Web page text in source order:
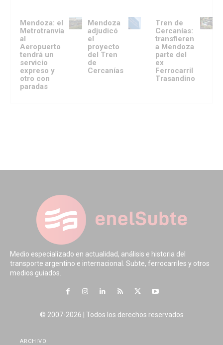
Mendoza: el
Metrotranvía
al
Aeropuerto
tendrá un
servicio
expreso y
otro con
paradas
Mendoza
adjudicó
el
proyecto
del Tren
de
Cercanías
Tren de
Cercanías:
transfieren
a Mendoza
parte del
ex
Ferrocarril
Trasandino
Medio especializado en actualidad, análisis e historia del
transporte argentino e internacional. Subte, ferrocarriles y otros
medios guiados.
© 2007-2026 | Todos los derechos reservados
ARCHIVO